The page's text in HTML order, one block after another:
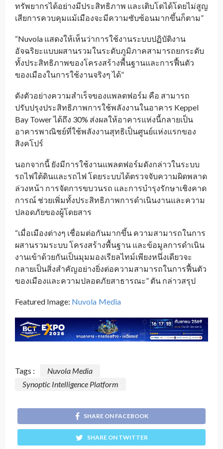
ทรัพยากรได้อย่างมีประสิทธิภาพ และเติบโตได้โดยไม่สูญ
เสียการควบคุมแม้เมืองจะมีความซับซ้อนมากขึ้นก็ตาม”
“Nuvola แสดงให้เห็นว่าการใช้งานระบบปฏิบัติงาน
อัจฉริยะแบบผสานรวมในระดับภูมิภาคสามารถยกระดับ
ทั้งประสิทธิภาพของโครงสร้างพื้นฐานและการฟื้นตัว
ของเมืองในการใช้งานจริงๆ ได้”
ดังตัวอย่างความสำเร็จของแพลตฟอร์ม คือ สามารถ
ปรับปรุงประสิทธิภาพการใช้พลังงานในอาคาร Keppel
Bay Tower ได้ถึง 30% ส่งผลให้อาคารแห่งนี้กลายเป็น
อาคารพาณิชย์ที่ใช้พลังงานสุทธิเป็นศูนย์แห่งแรกของ
สิงคโปร์
นอกจากนี้ ยังมีการใช้งานแพลตฟอร์มดังกล่าวในระบบ
รถไฟใต้ดินและรถไฟ โดยระบบได้ตรวจจับความผิดพลาด
ล่วงหน้า การจัดการขบวนรถ และการบำรุงรักษาเชิงคาด
การณ์ ช่วยเพิ่มทั้งประสิทธิภาพการดำเนินงานและความ
ปลอดภัยของผู้โดยสาร
“เมื่อเมืองต่างๆ เชื่อมต่อกันมากขึ้น ความสามารถในการ
ผสานรวมระบบ โครงสร้างพื้นฐาน และข้อมูลการดำเนิน
งานเข้าด้วยกันเป็นมุมมองเรียลไทม์เพียงหนึ่งเดียวจะ
กลายเป็นสิ่งสำคัญอย่างยิ่งต่อความสามารถในการฟื้นตัว
ของเมืองและความปลอดภัยสาธารณะ” ตัน กล่าวสรุป
Featured Image: Nuvola Media
Tags :
Nuvola Media
Synoptic Intelligence Platform
SHARE ON FACEBOOK
SHARE ON TWITTER